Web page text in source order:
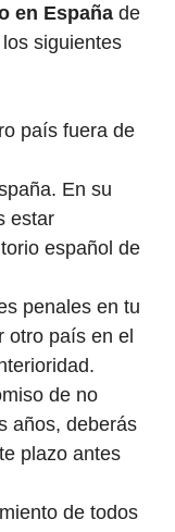
en España de
siguientes
país fuera de
En su
estar
español de
penales en tu
otro país en el
de no
años, deberás
plazo antes
de todos